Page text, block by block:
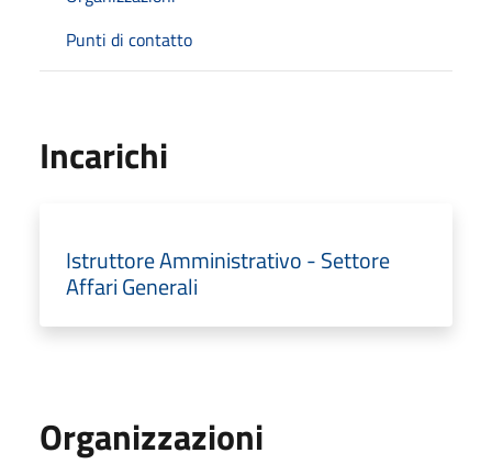
Punti di contatto
Incarichi
Istruttore Amministrativo - Settore
Affari Generali
Organizzazioni